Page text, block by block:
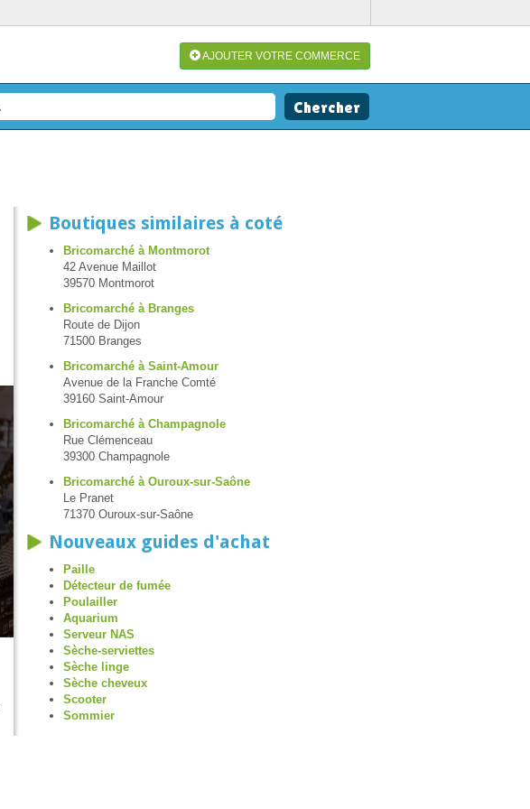
AJOUTER VOTRE COMMERCE
Boutiques similaires à coté
Bricomarché à Montmorot
42 Avenue Maillot
39570 Montmorot
Bricomarché à Branges
Route de Dijon
71500 Branges
Bricomarché à Saint-Amour
Avenue de la Franche Comté
39160 Saint-Amour
Bricomarché à Champagnole
Rue Clémenceau
39300 Champagnole
Bricomarché à Ouroux-sur-Saône
Le Pranet
71370 Ouroux-sur-Saône
Nouveaux guides d'achat
Paille
Détecteur de fumée
Poulailler
Aquarium
Serveur NAS
Sèche-serviettes
Sèche linge
Sèche cheveux
Scooter
Sommier